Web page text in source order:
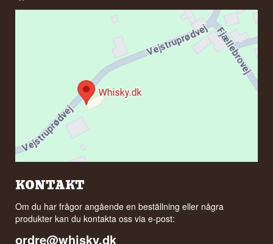
KONTAKT
Om du har frågor angående en beställning eller några
produkter kan du kontakta oss via e-post:
ordre@whisky.dk